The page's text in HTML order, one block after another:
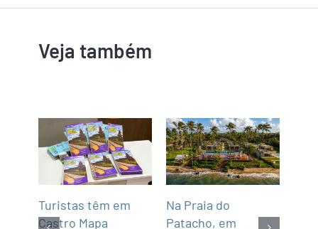
Veja também
Turistas têm em
Castro Mapa
Na Praia do
Patacho, em